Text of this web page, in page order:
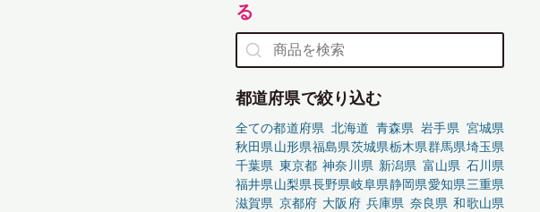
る
都道府県で絞り込む
全ての都道府県 北海道 青森県 岩手県 宮城県
秋田県山形県福島県茨城県栃木県群馬県埼玉県
千葉県 東京都 神奈川県 新潟県 富山県 石川県
福井県山梨県長野県岐阜県静岡県愛知県三重県
滋賀県 京都府 大阪府 兵庫県 奈良県 和歌山県